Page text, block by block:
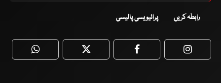
رابطہ کریں پرائیویسی پالیسی
WhatsApp Twitter Facebook